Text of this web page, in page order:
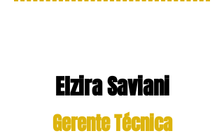
Elzira Saviani
Gerente Técnica